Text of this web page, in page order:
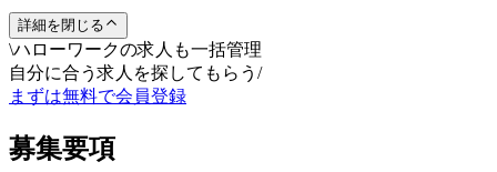
詳細を閉じる
\ハローワークの求人も一括管理
自分に合う求人を探してもらう /
まずは無料で会員登録
募集要項